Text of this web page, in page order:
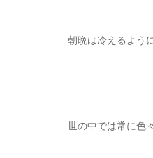
朝晩は冷えるよう
世の中では常に色